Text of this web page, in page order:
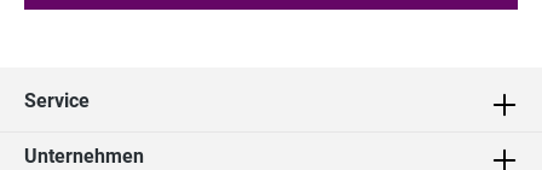
Service
Unternehmen